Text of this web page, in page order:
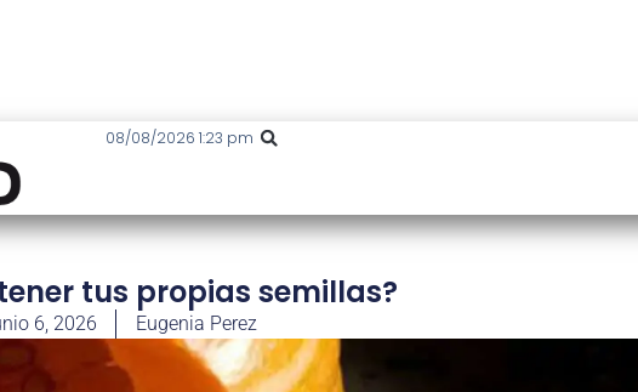
08/08/2026 1:23 pm
tus propias semillas?
6, 2026 Eugenia Perez